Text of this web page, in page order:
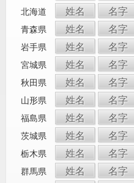
北海道 姓名 名字
青森県 姓名 名字
岩手県 姓名 名字
宮城県 姓名 名字
秋田県 姓名 名字
山形県 姓名 名字
福島県 姓名 名字
茨城県 姓名 名字
栃木県 姓名 名字
群馬県 姓名 名字